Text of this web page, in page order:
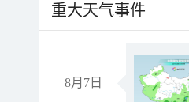
重大天气事件
8月7日